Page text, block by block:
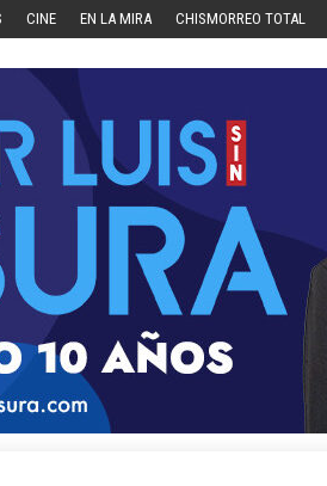
CINE EN LA MIRA CHISMORREO TOTAL